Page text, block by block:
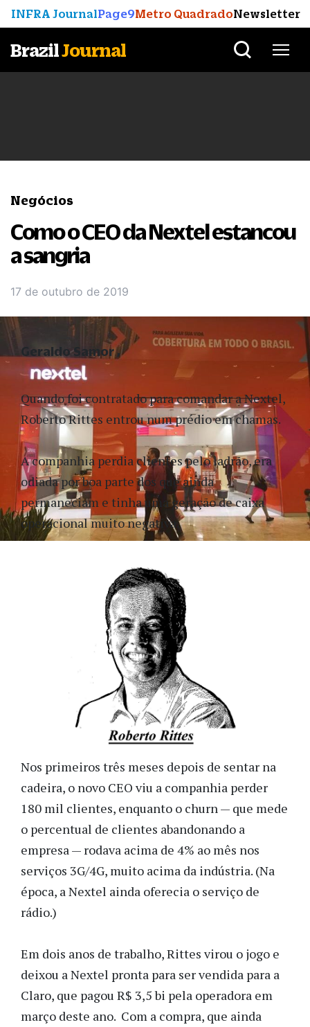
INFRA JournalPage9Metro QuadradoNewsletter
BrazilJournal
Negócios
Como o CEO da Nextel estancou
a sangria
17 de outubro de 2019
Quando foi contratado para comandar a Nextel,
Roberto Rittes entrou num prédio em chamas.
A companhia perdia clientes pelo ladrão, era
odiada por boa parte dos que ainda
permaneciam e tinha uma geração de caixa
operacional muito negativa.
Nos primeiros três meses depois de sentar na
cadeira, o novo CEO viu a companhia perder
180 mil clientes, enquanto o churn — que mede
o percentual de clientes abandonando a
empresa — rodava acima de 4% ao mês nos
serviços 3G/4G, muito acima da indústria. (Na
época, a Nextel ainda oferecia o serviço de
rádio.)
Em dois anos de trabalho, Rittes virou o jogo e
deixou a Nextel pronta para ser vendida para a
Claro, que pagou R$ 3,5 bi pela operadora em
março deste ano. Com a compra, que ainda
Geraldo Samor